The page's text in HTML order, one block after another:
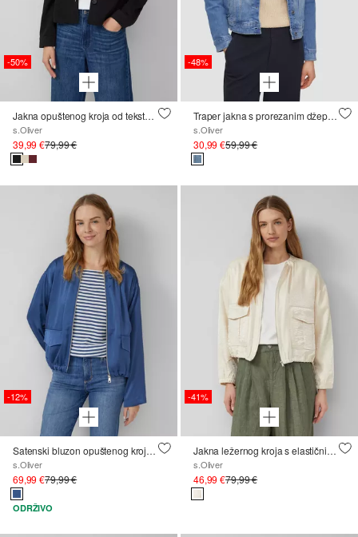
-50%
Jakna opuštenog kroja od teksturiranog džerseja
s.Oliver
39,99 €79,99 €
-48%
Traper jakna s prorezanim džepovima
s.Oliver
30,99 €59,99 €
-12%
Satenski bluzon opuštenog kroja s podesivim rubom
s.Oliver
69,99 €79,99 €
ODRŽIVO
-41%
Jakna ležernog kroja s elastičnim rubom
s.Oliver
46,99 €79,99 €